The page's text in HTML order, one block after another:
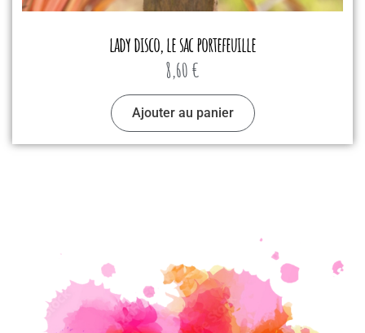
lady disco, le sac portefeuille
8,60 €
Ajouter au panier